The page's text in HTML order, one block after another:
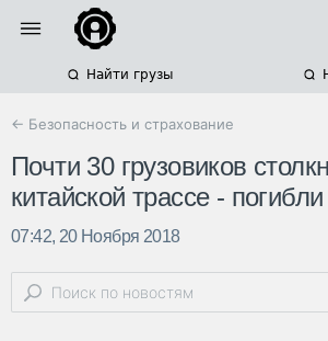
Найти грузы
← Безопасность и страхование
Почти 30 грузовиков
китайской трассе -
07:42, 20 Ноября 2018